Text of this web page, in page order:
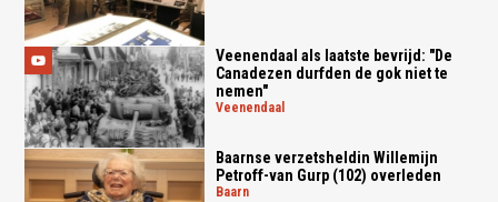
Veenendaal als laatste bevrijd: "De
Canadezen durfden de gok niet te
nemen"
veenendaal
Baarnse verzetsheldin Willemijn
Petroff-van Gurp (102) overleden
baarn